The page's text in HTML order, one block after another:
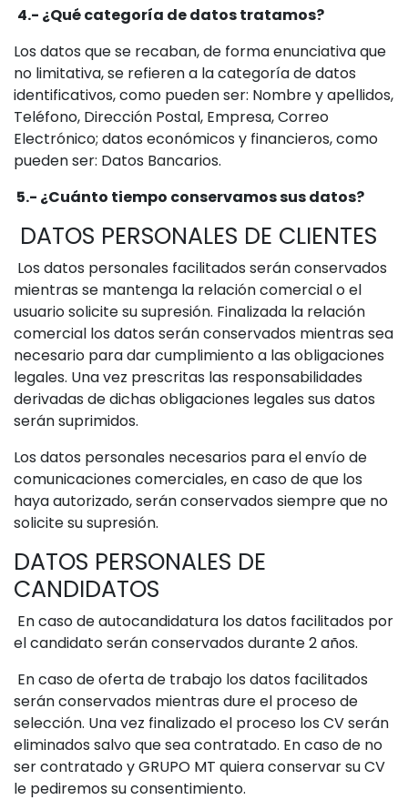
4.- ¿Qué categoría de datos tratamos?
Los datos que se recaban, de forma enunciativa que
no limitativa, se refieren a la categoría de datos
identificativos, como pueden ser: Nombre y apellidos,
Teléfono, Dirección Postal, Empresa, Correo
Electrónico; datos económicos y financieros, como
pueden ser: Datos Bancarios.
5.- ¿Cuánto tiempo conservamos sus datos?
DATOS PERSONALES DE CLIENTES
Los datos personales facilitados serán conservados
mientras se mantenga la relación comercial o el
usuario solicite su supresión. Finalizada la relación
comercial los datos serán conservados mientras sea
necesario para dar cumplimiento a las obligaciones
legales. Una vez prescritas las responsabilidades
derivadas de dichas obligaciones legales sus datos
serán suprimidos.
Los datos personales necesarios para el envío de
comunicaciones comerciales, en caso de que los
haya autorizado, serán conservados siempre que no
solicite su supresión.
DATOS PERSONALES DE
CANDIDATOS
En caso de autocandidatura los datos facilitados por
el candidato serán conservados durante 2 años.
En caso de oferta de trabajo los datos facilitados
serán conservados mientras dure el proceso de
selección. Una vez finalizado el proceso los CV serán
eliminados salvo que sea contratado. En caso de no
ser contratado y GRUPO MT quiera conservar su CV
le pediremos su consentimiento.